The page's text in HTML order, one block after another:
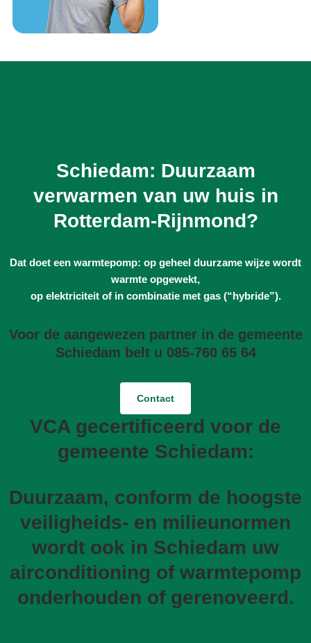
Schiedam: Duurzaam
verwarmen van uw huis in
Rotterdam-Rijnmond?
Dat doet een warmtepomp: op geheel duurzame wijze wordt
warmte opgewekt,
op elektriciteit of in combinatie met gas (“hybride”).
Voor de aangewezen partner in de gemeente
Schiedam belt u 085-760 65 64
Contact
VCA gecertificeerd voor de
gemeente Schiedam:
Duurzaam, conform de hoogste
veiligheids- en milieunormen
wordt ook in Schiedam uw
airconditioning of warmtepomp
onderhouden of gerenoveerd.